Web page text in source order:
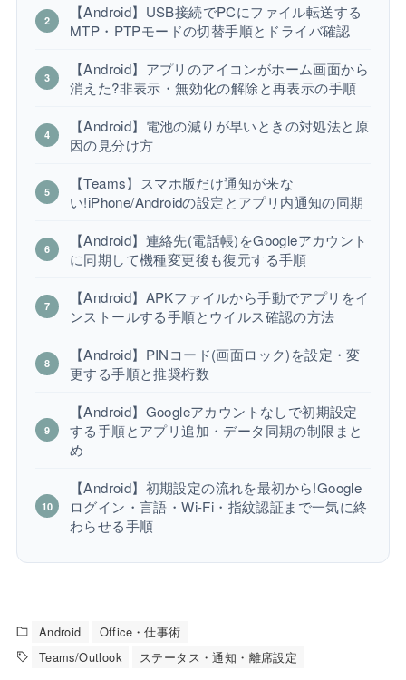
【Android】USB接続でPCにファイル転送する
MTP・PTPモードの切替手順とドライバ確認
【Android】アプリのアイコンがホーム画面から
消えた?非表示・無効化の解除と再表示の手順
【Android】電池の減りが早いときの対処法と原
因の見分け方
【Teams】スマホ版だけ通知が来な
い!iPhone/Androidの設定とアプリ内通知の同期
【Android】連絡先(電話帳)をGoogleアカウント
に同期して機種変更後も復元する手順
【Android】APKファイルから手動でアプリをイ
ンストールする手順とウイルス確認の方法
【Android】PINコード(画面ロック)を設定・変
更する手順と推奨桁数
【Android】Googleアカウントなしで初期設定
する手順とアプリ追加・データ同期の制限まと
め
【Android】初期設定の流れを最初から!Google
ログイン・言語・Wi-Fi・指紋認証まで一気に終
わらせる手順
Android
Office・仕事術
Teams/Outlook
ステータス・通知・離席設定